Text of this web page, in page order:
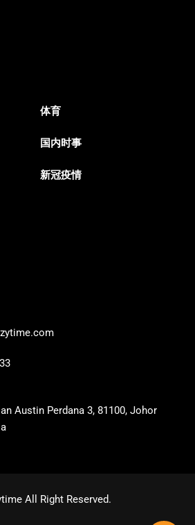
体育
国内时事
新冠疫情
Austin Perdana 3, 81100, Johor
All Right Reserved.